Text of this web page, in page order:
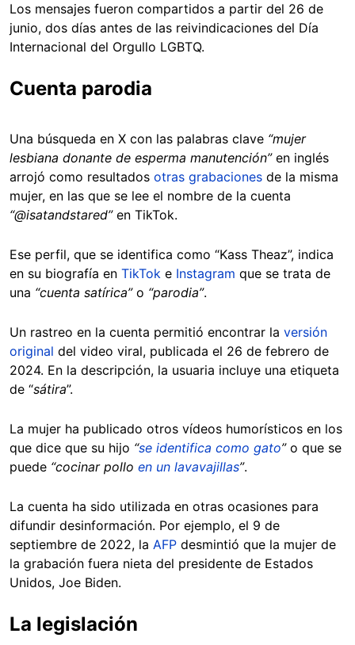
Los mensajes fueron compartidos a partir del 26 de
junio, dos días antes de las reivindicaciones del Día
Internacional del Orgullo LGBTQ.
Cuenta parodia
Una búsqueda en X con las palabras clave “mujer
lesbiana donante de esperma manutención”en inglés
arrojó como resultados otras grabaciones de la misma
mujer, en las que se lee el nombre de la cuenta
“@isatandstared”en TikTok.
Ese perfil, que se identifica como “Kass Theaz”, indica
en su biografía en TikTok e Instagram que se trata de
una “cuenta satírica”o “parodia”.
Un rastreo en la cuenta permitió encontrar la versión
original del video viral, publicada el 26 de febrero de
2024. En la descripción, la usuaria incluye una etiqueta
de “sátira”.
La mujer ha publicado otros vídeos humorísticos en los
que dice que su hijo “se identifica como gato”o que se
puede “cocinar pollo en un lavavajillas”.
La cuenta ha sido utilizada en otras ocasiones para
difundir desinformación. Por ejemplo, el 9 de
septiembre de 2022, la AFP desmintió que la mujer de
la grabación fuera nieta del presidente de Estados
Unidos, Joe Biden.
La legislación